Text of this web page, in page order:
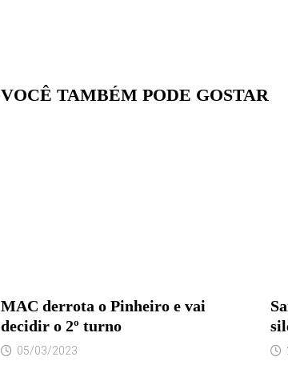
VOCÊ TAMBÉM PODE GOSTAR
MAC derrota o Pinheiro e vai
decidir o 2º turno
05/03/2023